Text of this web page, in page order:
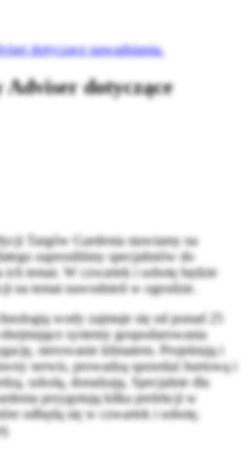
dotyczące nawadniania.
dotyczące
Targów Gardenia stawiamy na
zaprosiliśmy specjalistów do
ich temat. W czwartek i sobotę będzie
na temat nawodnień w ogrodzie.
wody zajmuje się od ponad 25
systemy gospodarowania
sterowanie klimatem. Projektują i
serwis, prowadzą sprzedaż hurtową i
szkolą, doradzają. Specjalnie dla
przygotują kilka prelekcji w
odbędą się w czwartek i sobotę.